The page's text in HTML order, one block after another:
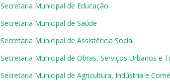
Secretaria Municipal de Educação
Secretaria Municipal de Saúde
Secretaria Municipal de Assistência Social
Secretaria Municipal de Obras, Serviços Urbanos e
Secretaria Municipal de Agricultura, Indústria e